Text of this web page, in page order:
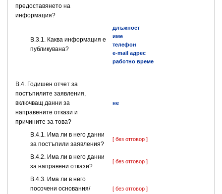
предоставянето на
информация?
B.3.1. Каква информация е
публикувана?
длъжност
име
телефон
e-mail адрес
работно време
В.4. Годишен отчет за
постъпилите заявления,
включващ данни за
направените откази и
причините за това?
не
В.4.1. Има ли в него данни
за постъпили заявления?
[ без отговор ]
В.4.2. Има ли в него данни
за направени откази?
[ без отговор ]
В.4.3. Има ли в него
посочени основания/
[ без отговор ]